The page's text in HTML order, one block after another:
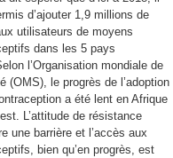
d’ajouter 1,9 millions de
utilisateurs de moyens
dans les 5 pays
l’Organisation mondiale de
(OMS), le progrès de l’adoption
a été lent en Afrique
L’attitude de résistance
une barrière et l’accès aux
bien qu’en progrès, est